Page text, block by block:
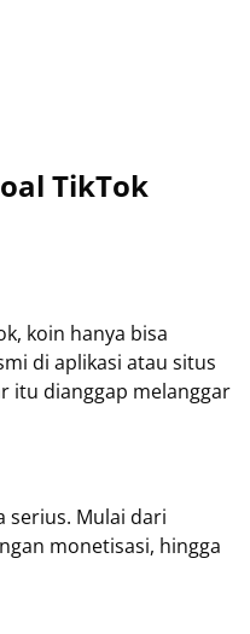
TikTok
koin hanya bisa
di aplikasi atau situs
itu dianggap melanggar
serius. Mulai dari
monetisasi, hingga